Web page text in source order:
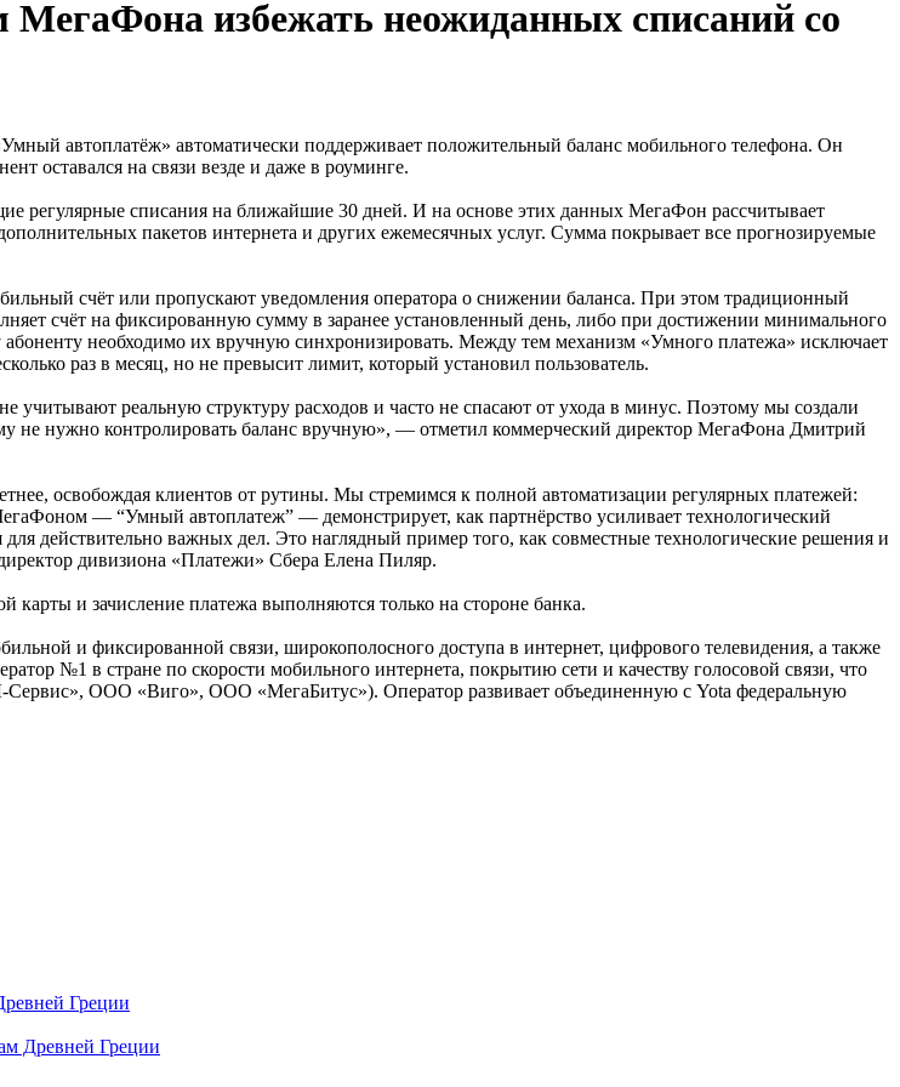
избежать неожиданных списаний со
автоплатёж» автоматически поддерживает положительный баланс мобильного телефона. Он
оставался на связи везде и даже в роуминге.
регулярные списания на ближайшие 30 дней. И на основе этих данных МегаФон рассчитывает
пакетов интернета и других ежемесячных услуг. Сумма покрывает все прогнозируемые
счёт или пропускают уведомления оператора о снижении баланса. При этом традиционный
счёт на фиксированную сумму в заранее установленный день, либо при достижении минимального
абоненту необходимо их вручную синхронизировать. Между тем механизм «Умного платежа» исключает
раз в месяц, но не превысит лимит, который установил пользователь.
реальную структуру расходов и часто не спасают от ухода в минус. Поэтому мы создали
не нужно контролировать баланс вручную», — отметил коммерческий директор МегаФона Дмитрий
освобождая клиентов от рутины. Мы стремимся к полной автоматизации регулярных платежей:
— “Умный автоплатеж” — демонстрирует, как партнёрство усиливает технологический
действительно важных дел. Это наглядный пример того, как совместные технологические решения и
дивизиона «Платежи» Сбера Елена Пиляр.
и зачисление платежа выполняются только на стороне банка.
и фиксированной связи, широкополосного доступа в интернет, цифрового телевидения, а также
№1 в стране по скорости мобильного интернета, покрытию сети и качеству голосовой связи, что
ООО «Виго», ООО «МегаБитус»). Оператор развивает объединенную с Yota федеральную
Греции
Древней Греции